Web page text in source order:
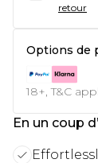
retour
Options de
18+, T&C
En un coup